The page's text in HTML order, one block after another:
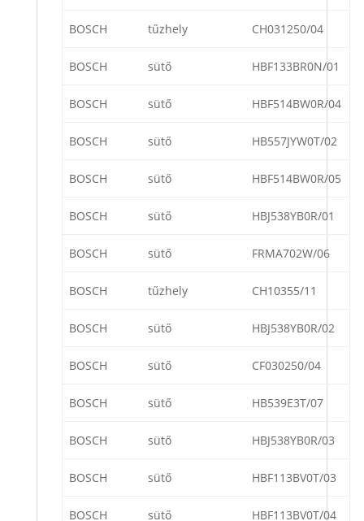
BOSCH tűzhely CH031250/04
BOSCH sütő HBF133BR0N/01
BOSCH sütő HBF514BW0R/04
BOSCH sütő HB557JYW0T/02
BOSCH sütő HBF514BW0R/05
BOSCH sütő HBJ538YB0R/01
BOSCH sütő FRMA702W/06
BOSCH tűzhely CH10355/11
BOSCH sütő HBJ538YB0R/02
BOSCH sütő CF030250/04
BOSCH sütő HB539E3T/07
BOSCH sütő HBJ538YB0R/03
BOSCH sütő HBF113BV0T/03
BOSCH sütő HBF113BV0T/04